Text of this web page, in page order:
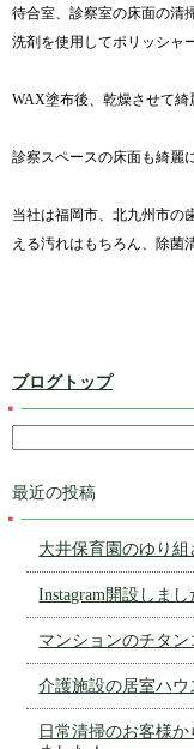
待合室、診察室の床面の清
洗剤を使用してポリッシャ
WAX塗布後、乾燥させて綺
診察スペースの床面も綺麗
当社は福岡市、北九州市の
える汚れはもちろん、除菌
ブログトップ
最近の投稿
大井保育園のゆり組
Instagram開設しまし
マンションのチタン
介護施設の居室ハウ
日常清掃のお客様